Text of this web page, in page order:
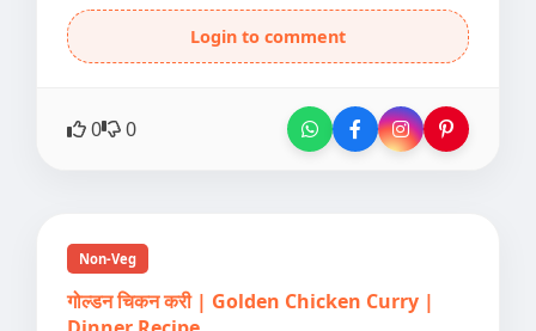
Login to comment
0 0
Non-Veg
गोल्डन चिकन करी | Golden Chicken Curry |